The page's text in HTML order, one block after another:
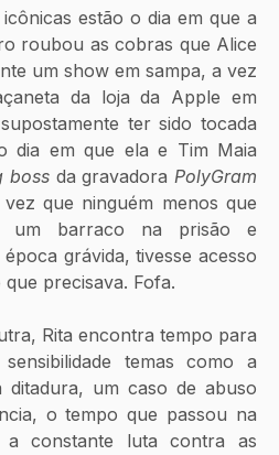
estão o dia em que a
roubou as cobras que Alice
um show em sampa, a vez
da loja da Apple em
ter sido tocada
dia em que ela e Tim Maia
boss da gravadora PolyGram
que ninguém menos que
um barraco na prisão e
grávida, tivesse acesso
precisava. Fofa.
Rita encontra tempo para
temas como a
ditadura, um caso de abuso
o tempo que passou na
constante luta contra as